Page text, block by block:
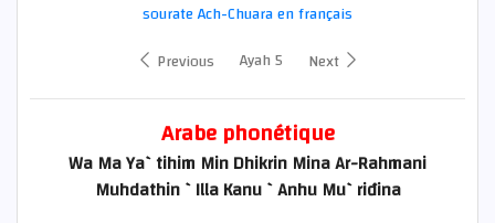
sourate Ach-Chuara en français
Previous
Ayah 5 Next
Arabe phonétique
Wa Ma Ya`tihim Min Dhikrin Mina Ar-Rahmani
Muhdathin `Illa Kanu `Anhu Mu`riđina